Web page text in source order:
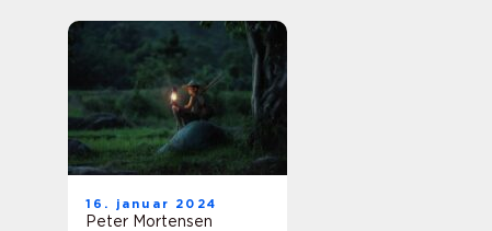
16. januar 2024
Peter Mortensen